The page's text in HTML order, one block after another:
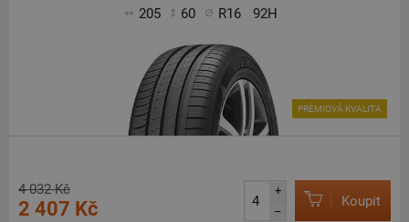
205 60 R16 92H
PRÉMIOVÁ KVALITA
4 032 Kč
2 407 Kč
+
–
Koupit